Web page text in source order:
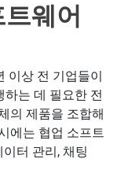
웨어
이상 전 기업들이
하는 데 필요한 전
의 제품을 조합해
에는 협업 소프트
터 관리, 채팅